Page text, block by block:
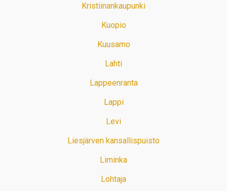
Kristiinankaupunki
Kuopio
Kuusamo
Lahti
Lappeenranta
Lappi
Levi
Liesjärven kansallispuisto
Liminka
Lohtaja